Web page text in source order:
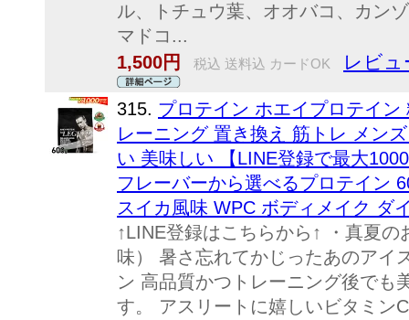
ル、トチュウ葉、オオバコ、カン
マドコ...
1,500円
税込 送料込 カードOK レビュ
315. プロテイン ホエイプロテイ
レーニング 置き換え 筋トレ メン
い 美味しい 【LINE登録で最大
フレーバーから選べるプロテイン
スイカ風味 WPC ボディメイク ダ
↑LINE登録はこちらから↑ ・真夏
味） 暑さ忘れてかじったあのアイ
ン 高品質かつトレーニング後でも
す。 アスリートに嬉しいビタミン